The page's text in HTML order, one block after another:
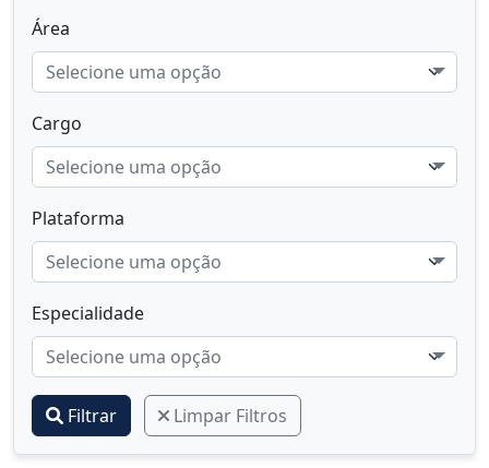
Área
Selecione uma opção
Cargo
Selecione uma opção
Plataforma
Selecione uma opção
Especialidade
Selecione uma opção
Filtrar Limpar Filtros